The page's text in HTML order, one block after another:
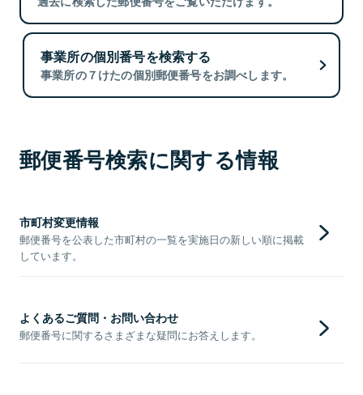
事業所の個別番号を検索する
事業所の７けたの個別郵便番号をお調べします。
郵便番号検索に関する情報
市町村変更情報
郵便番号を公表した市町村の一覧を実施日の新しい順に掲載
しています。
よくあるご質問・お問い合わせ
郵便番号に関するさまざまな疑問にお答えします。